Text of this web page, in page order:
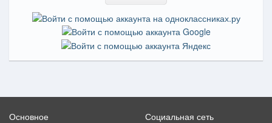
Основное
Социальная сеть